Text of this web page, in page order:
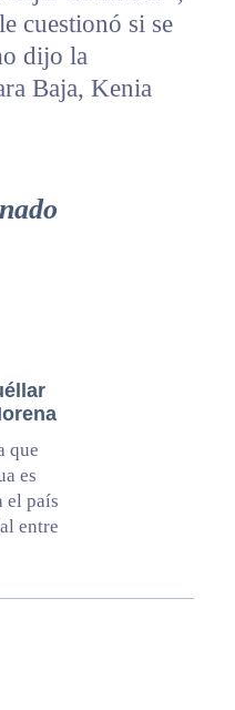
cuestionó si se
dijo la
Baja, Kenia
que
es
el país
entre